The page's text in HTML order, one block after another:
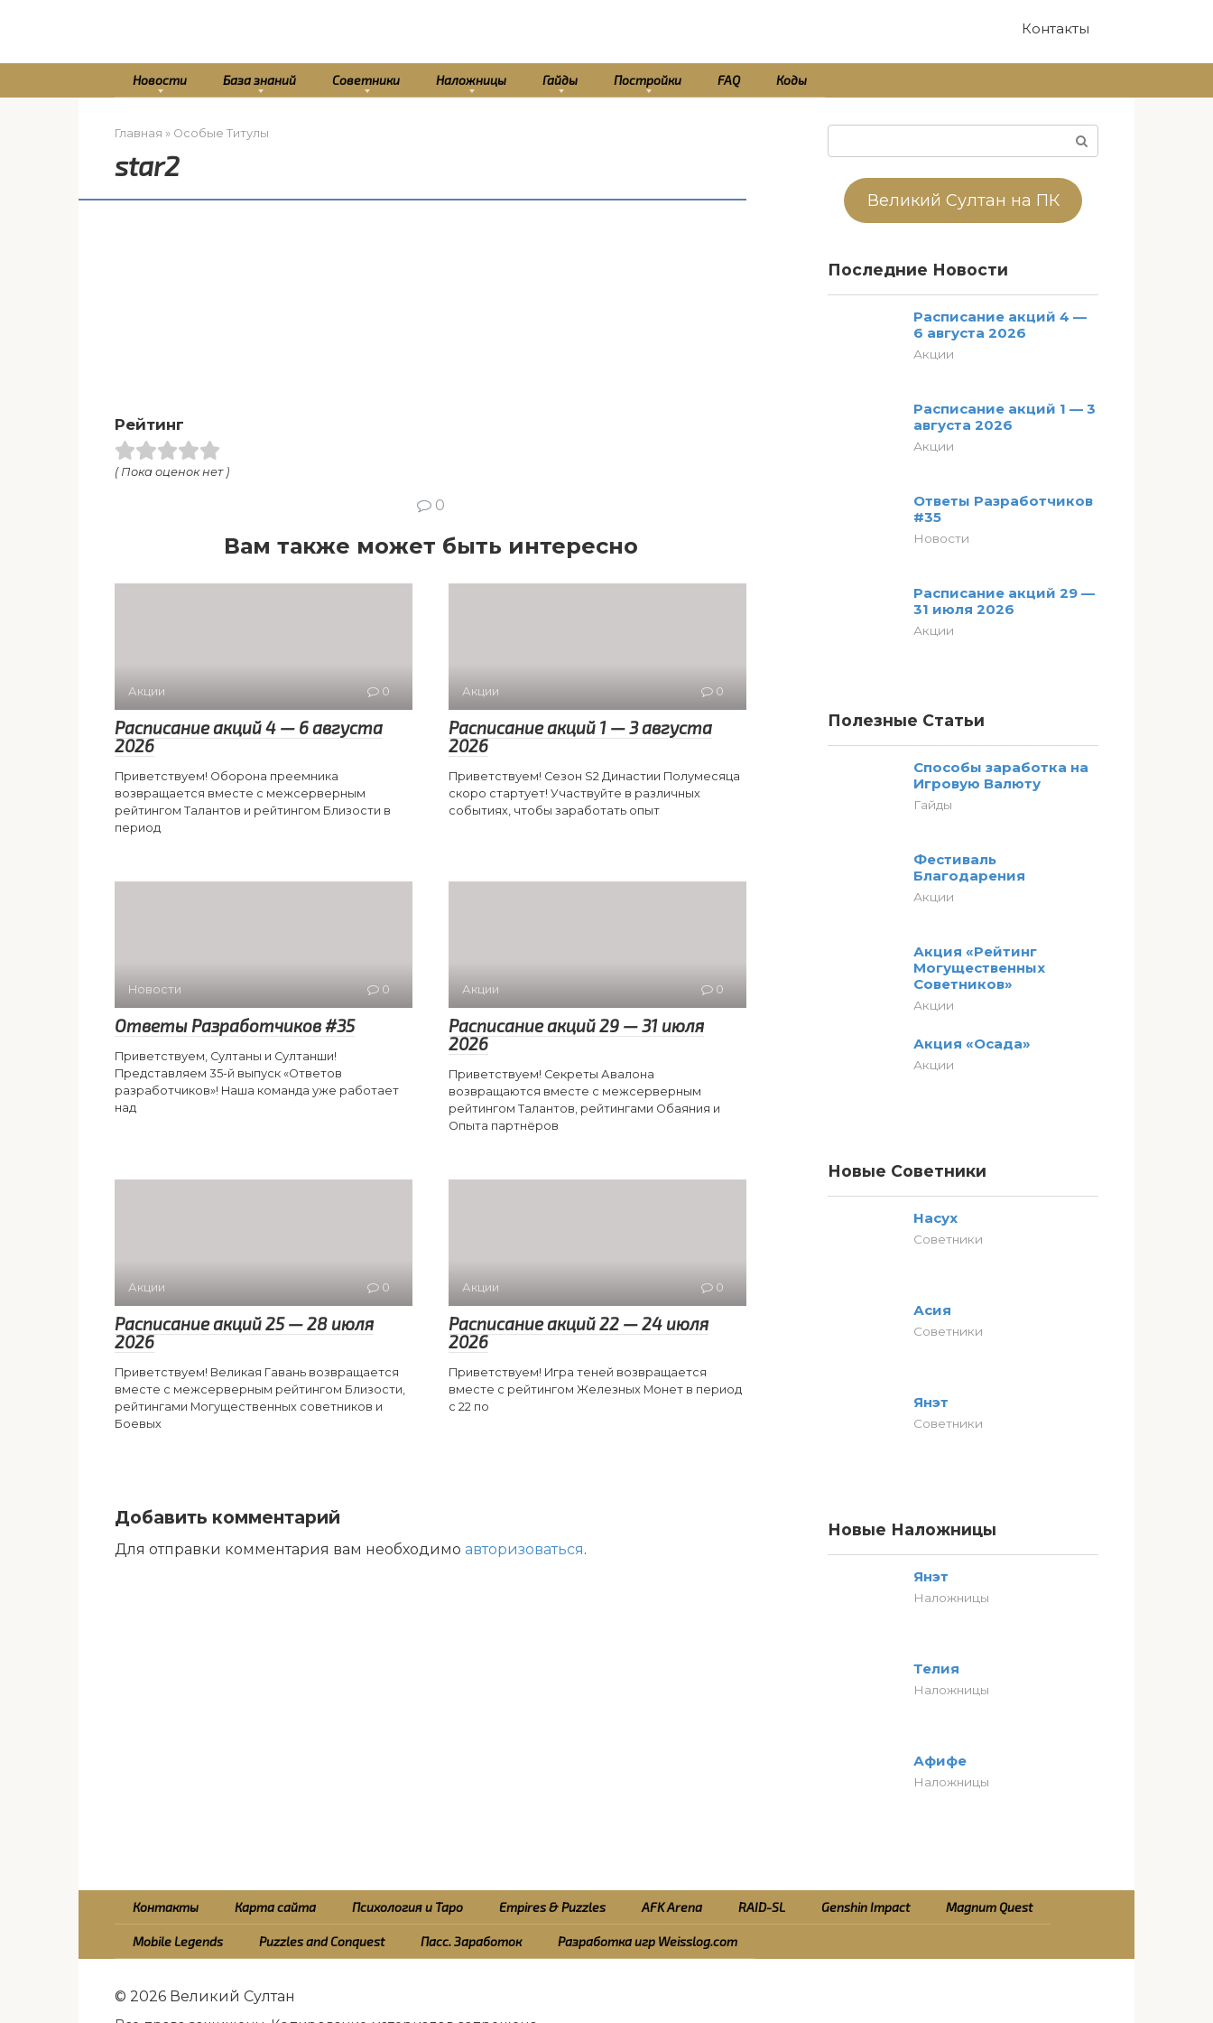
Контакты
Новости База знаний Советники Наложницы Гайды Постройки FAQ Коды
Главная » Особые Титулы
star2
Рейтинг
( Пока оценок нет )
0
Вам также может быть интересно
Акции 0
Расписание акций 4 — 6 августа
2026
Приветствуем! Оборона преемника
возвращается вместе с межсерверным
рейтингом Талантов и рейтингом Близости в
период
Акции 0
Расписание акций 1 — 3 августа
2026
Приветствуем! Сезон S2 Династии Полумесяца
скоро стартует! Участвуйте в различных
событиях, чтобы заработать опыт
Новости 0
Ответы Разработчиков #35
Приветствуем, Султаны и Султанши!
Представляем 35-й выпуск «Ответов
разработчиков»! Наша команда уже работает
над
Акции 0
Расписание акций 29 — 31 июля
2026
Приветствуем! Секреты Авалона
возвращаются вместе с межсерверным
рейтингом Талантов, рейтингами Обаяния и
Опыта партнёров
Акции 0
Расписание акций 25 — 28 июля
2026
Приветствуем! Великая Гавань возвращается
вместе с межсерверным рейтингом Близости,
рейтингами Могущественных советников и
Боевых
Акции 0
Расписание акций 22 — 24 июля
2026
Приветствуем! Игра теней возвращается
вместе с рейтингом Железных Монет в период
с 22 по
Добавить комментарий
Для отправки комментария вам необходимо авторизоваться.
Великий Султан на ПК
Последние Новости
Расписание акций 4 —
6 августа 2026
Акции
Расписание акций 1 — 3
августа 2026
Акции
Ответы Разработчиков
#35
Новости
Расписание акций 29 —
31 июля 2026
Акции
Полезные Статьи
Способы заработка на
Игровую Валюту
Гайды
Фестиваль
Благодарения
Акции
Акция «Рейтинг
Могущественных
Советников»
Акции
Акция «Осада»
Акции
Новые Советники
Насух
Советники
Асия
Советники
Янэт
Советники
Новые Наложницы
Янэт
Наложницы
Телия
Наложницы
Афифе
Наложницы
Контакты Карта сайта Психология и Таро Empires & Puzzles AFK Arena RAID-SL Genshin Impact Magnum Quest
Mobile Legends Puzzles and Conquest Пасс. Заработок Разработка игр Weisslog.com
© 2026 Великий Султан